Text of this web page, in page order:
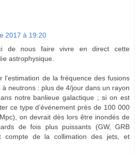
2017 à 19:20
de nous faire vivre en direct cette
astrophysique.
l'estimation de la fréquence des fusions
à neutrons : plus de 4/jour dans un rayon
notre banlieue galactique ; si on est
ce type d’événement près de 100 000
on devrait dès lors être inondés de
de fois plus puissants (GW, GRB
compte de la collimation des jets, et